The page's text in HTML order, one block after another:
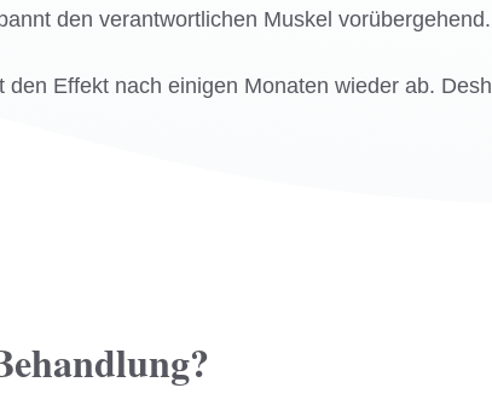
den verantwortlichen Muskel
Effekt nach einigen Monaten wieder ab.